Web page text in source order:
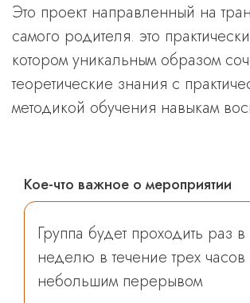
Это проект направленный на
самого родителя. это
котором уникальным образом
теоретические знания с
методикой обучения навыкам
Кое-что важное о мероприятии
Группа будет проходить раз в
неделю в течение трех часов
небольшим перерывом